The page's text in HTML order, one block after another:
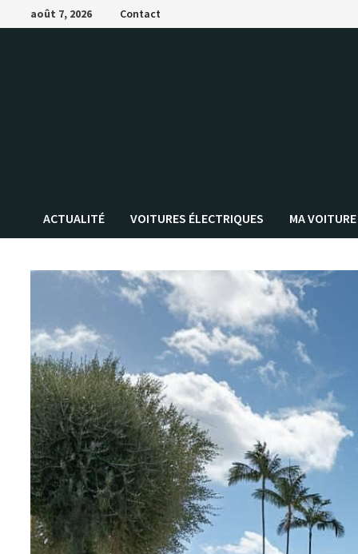
Passer
au
août 7, 2026 Contact
ACTUALITÉ VOITURES ÉLECTRIQUES MA VOITURE